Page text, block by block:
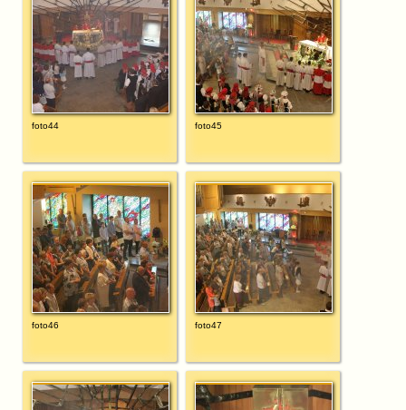
foto44 foto45
foto46 foto47